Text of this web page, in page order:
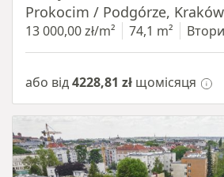
Prokocim / Podgórze, Kraków
13 000,00 zł/m² 74,1 m²
або від4228,81 zł щомісяця